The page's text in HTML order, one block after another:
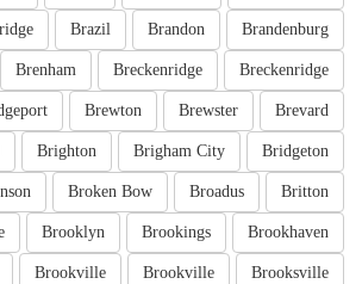
Brandenburg
Brandon
Brazil
Breckenridge
Breckenridge
Brenham
Brevard
Brewster
Brewton
Bridgeton
Brigham City
Brighton
Britton
Broadus
Broken Bow
Brookhaven
Brookings
Brooklyn
Brooksville
Brookville
Brookville